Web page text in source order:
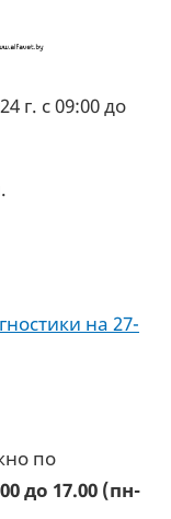
г. с 09:00 до
на 27-
по
до 17.00 (пн-